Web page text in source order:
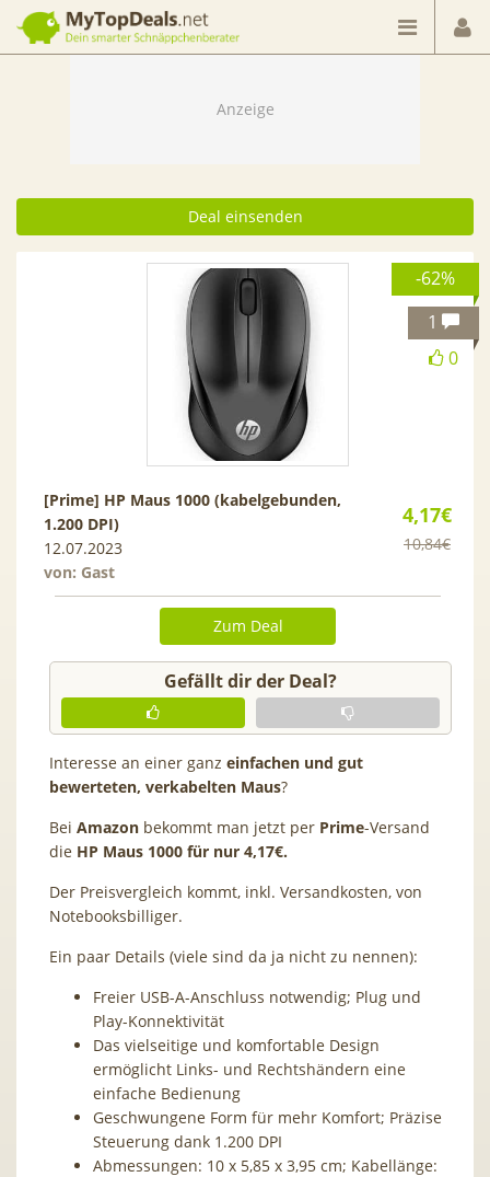
Dein smarter Schnäppchenberater
Deal einsenden
-62%
0
1
4,17€
10,84€
[Prime] HP Maus 1000 (kabelgebunden,
1.200 DPI)
12.07.2023
von: Gast
Zum Deal
Gefällt dir der Deal?
Interesse an einer ganz einfachen und gut
bewerteten, verkabelten Maus?
Bei Amazon bekommt man jetzt per Prime-Versand
die HP Maus 1000 für nur 4,17€.
Der Preisvergleich kommt, inkl. Versandkosten, von
Notebooksbilliger.
Ein paar Details (viele sind da ja nicht zu nennen):
Freier USB-A-Anschluss notwendig; Plug und
Play-Konnektivität
Das vielseitige und komfortable Design
ermöglicht Links- und Rechtshändern eine
einfache Bedienung
Geschwungene Form für mehr Komfort; Präzise
Steuerung dank 1.200 DPI
Abmessungen: 10 x 5,85 x 3,95 cm; Kabellänge: